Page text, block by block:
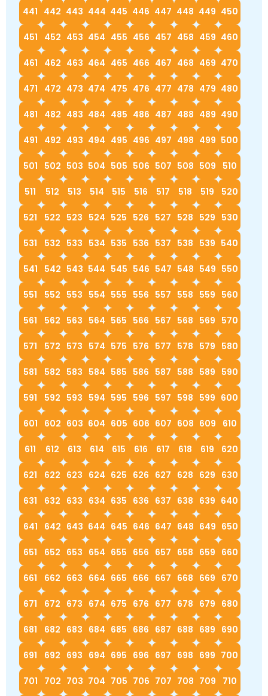
441 442 443 444 445 446 447 448 449 450
451 452 453 454 455 456 457 458 459 460
461 462 463 464 465 466 467 468 469 470
471 472 473 474 475 476 477 478 479 480
481 482 483 484 485 486 487 488 489 490
491 492 493 494 495 496 497 498 499 500
501 502 503 504 505 506 507 508 509 510
511 512 513 514 515 516 517 518 519 520
521 522 523 524 525 526 527 528 529 530
531 532 533 534 535 536 537 538 539 540
541 542 543 544 545 546 547 548 549 550
551 552 553 554 555 556 557 558 559 560
561 562 563 564 565 566 567 568 569 570
571 572 573 574 575 576 577 578 579 580
581 582 583 584 585 586 587 588 589 590
591 592 593 594 595 596 597 598 599 600
601 602 603 604 605 606 607 608 609 610
611 612 613 614 615 616 617 618 619 620
621 622 623 624 625 626 627 628 629 630
631 632 633 634 635 636 637 638 639 640
641 642 643 644 645 646 647 648 649 650
651 652 653 654 655 656 657 658 659 660
661 662 663 664 665 666 667 668 669 670
671 672 673 674 675 676 677 678 679 680
681 682 683 684 685 686 687 688 689 690
691 692 693 694 695 696 697 698 699 700
701 702 703 704 705 706 707 708 709 710